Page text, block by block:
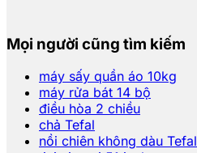
Mọi người cũng tìm kiếm
máy sấy quần áo 10kg
máy rửa bát 14 bộ
điều hòa 2 chiều
chả Tefal
nồi chiên không dàu Tefal